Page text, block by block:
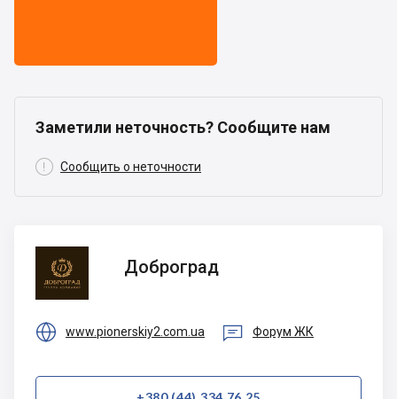
Заметили неточность? Сообщите нам
 Сообщить о неточности
Доброград
Доброград
 www.pionerskiy2.com.ua  Форум ЖК